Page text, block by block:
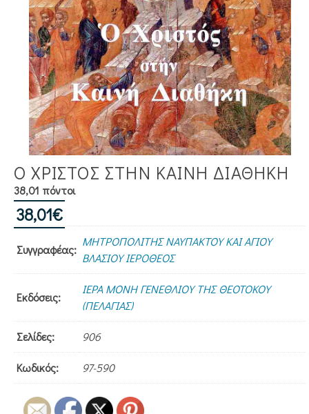
Ο ΧΡΙΣΤΟΣ ΣΤΗΝ ΚΑΙΝΗ ΔΙΑΘΗΚΗ
38,01 πόντοι
38,01€
Συγγραφέας:
ΜΗΤΡΟΠΟΛΙΤΗΣ ΝΑΥΠΑΚΤΟΥ ΚΑΙ ΑΓΙΟΥ
ΒΛΑΣΙΟΥ ΙΕΡΟΘΕΟΣ
Εκδόσεις:
ΙΕΡΑ ΜΟΝΗ ΓΕΝΕΘΛΙΟΥ ΤΗΣ ΘΕΟΤΟΚΟΥ
(ΠΕΛΑΓΙΑΣ)
Σελίδες: 906
Κωδικός: 97-590